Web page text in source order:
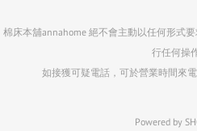
棉床本舖annahome 絕不會主動以任何形式
行任何操
如接獲可疑電話，可於營業時間來
Powered by